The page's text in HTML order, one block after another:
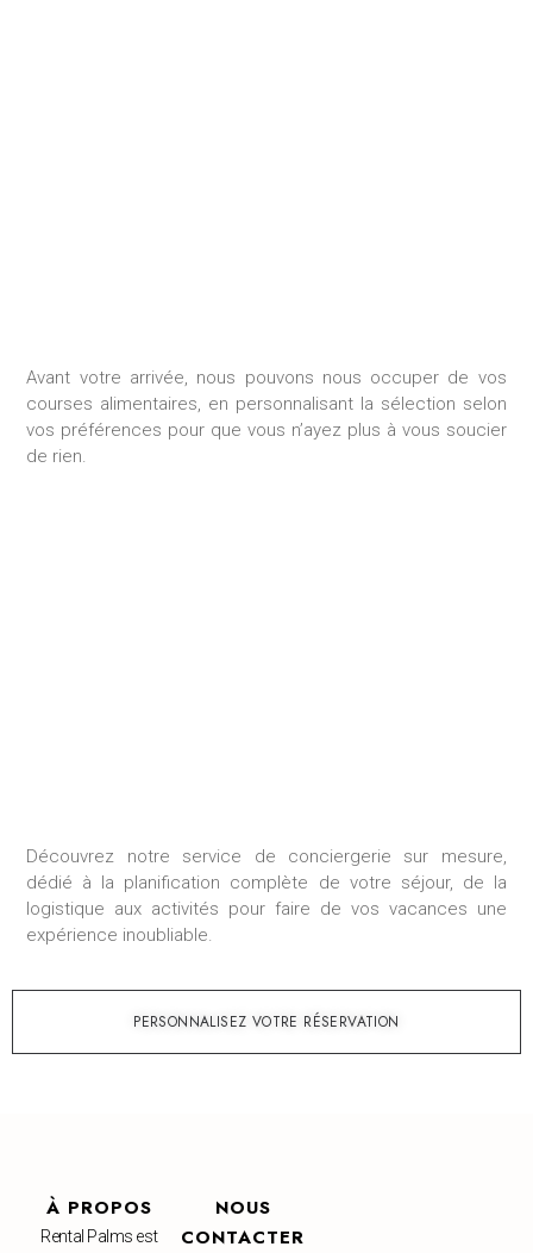
Avant votre arrivée, nous pouvons nous occuper de vos
courses alimentaires, en personnalisant la sélection selon
vos préférences pour que vous n’ayez plus à vous soucier
de rien.
Découvrez notre service de conciergerie sur mesure,
dédié à la planification complète de votre séjour, de la
logistique aux activités pour faire de vos vacances une
expérience inoubliable.
PERSONNALISEZ VOTRE RÉSERVATION
À PROPOS
Rental Palms est
NOUS
CONTACTER